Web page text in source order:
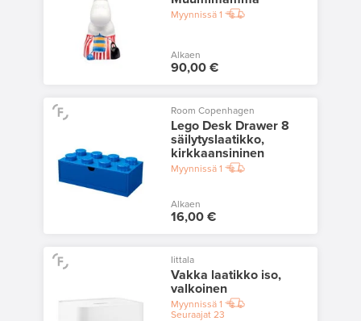
Myynnissä1
Alkaen
90,00 €
Room Copenhagen
Lego Desk Drawer 8
säilytyslaatikko,
kirkkaansininen
Myynnissä1
Alkaen
16,00 €
Iittala
Vakka laatikko iso,
valkoinen
Myynnissä1
Seuraajat 23